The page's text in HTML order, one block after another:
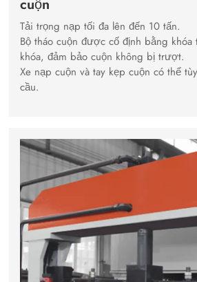
cuộn
Tải trọng nạp tối đa lên đến 10 tấn.
Bộ tháo cuộn được cố định bằng khóa
khóa, đảm bảo cuộn không bị trượt.
Xe nạp cuộn và tay kẹp cuộn có thể
cầu.